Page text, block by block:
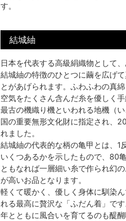
す。
結城紬
日本を代表する高級絹織物として
結城紬の特徴のひとつに繭を広げ
とがあげられます。ふわふわの真
空気をたくさん含んだ糸を優しく
最古の機織り機といわれる地機（
国の重要無形文化財に指定され、
れました。
結城紬の代表的な柄の亀甲とは、
いくつあるかを示したもので、80
ともなれば一層細い糸で作られ幻
が高いお品となります。
軽くて暖かく、優しく身体に馴染
れる最高に贅沢な「ふだん着」で
年とともに風合いを育てるのも醍醐